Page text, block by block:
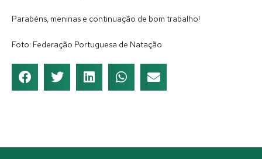
Parabéns, meninas e continuação de bom trabalho!
Foto: Federação Portuguesa de Natação